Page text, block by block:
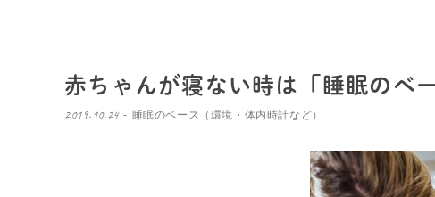
赤ちゃんが寝ない時は「睡眠のベ
2019.10.24 睡眠のベース（環境・体内時計など）